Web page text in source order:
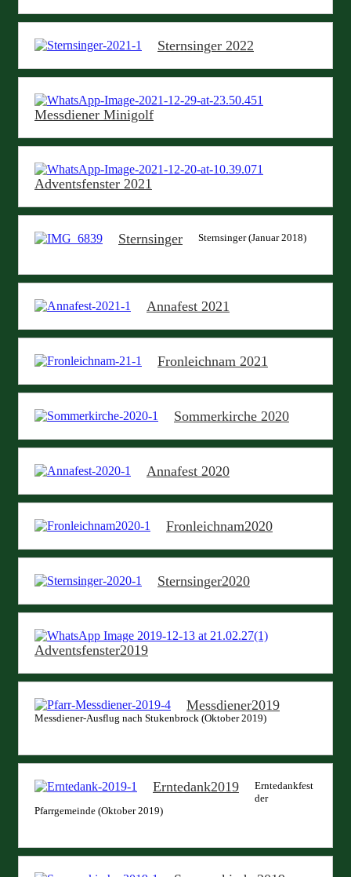
Sternsinger 2022
Messdiener Minigolf
Adventsfenster 2021
Sternsinger Sternsinger (Januar 2018)
Annafest 2021
Fronleichnam 2021
Sommerkirche 2020
Annafest 2020
Fronleichnam2020
Sternsinger2020
Adventsfenster2019
Messdiener2019
Messdiener-Ausflug nach Stukenbrock (Oktober 2019)
Erntedank2019
Erntedankfest
der
Pfarrgemeinde (Oktober 2019)